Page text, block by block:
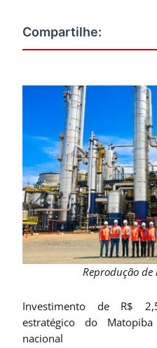
Reprodução de
Investimento de R$
estratégico do
nacional